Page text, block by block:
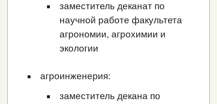
заместитель деканат по
научной работе факультета
агрономии, агрохимии и
экологии
агроинженерия:
заместитель декана по